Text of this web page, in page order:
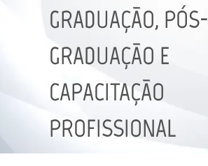
GRADUAÇÃO, PÓS-
GRADUAÇÃO E
CAPACITAÇÃO
PROFISSIONAL